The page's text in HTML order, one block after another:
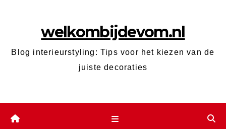
inhoud
welkombijdevom.nl
Blog interieurstyling: Tips voor het kiezen van de
juiste decoraties